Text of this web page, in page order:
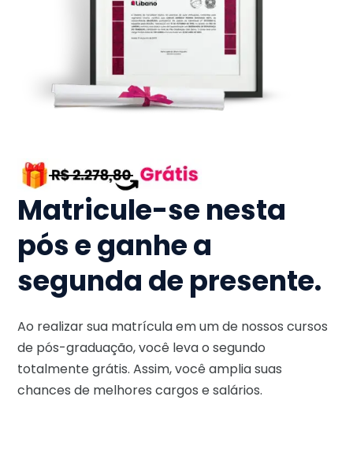
Matricule-se nesta
pós e ganhe a
segunda de presente.
Ao realizar sua matrícula em um de nossos cursos
de pós-graduação, você leva o segundo
totalmente grátis. Assim, você amplia suas
chances de melhores cargos e salários.